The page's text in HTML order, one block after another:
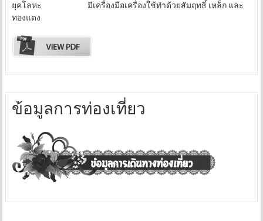
ยุคโลหะ มีเครื่องมือเครื่องใช้ทำด้วยสัมฤทธิ์ เหล็ก และ
ทองแดง
ข้อมูลการท่องเที่ยว